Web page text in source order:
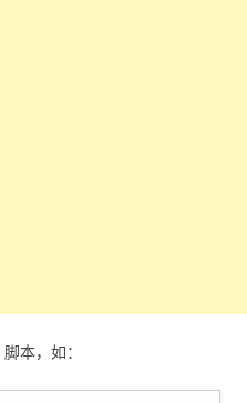
本，如：